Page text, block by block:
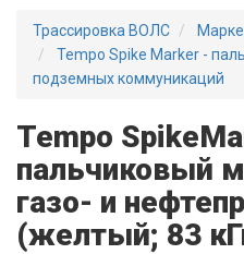
Трассировка ВОЛС
Tempo Spike Marker -
подземных коммуникаций
Tempo
пальчиковый
газо- и
(желтый; 83